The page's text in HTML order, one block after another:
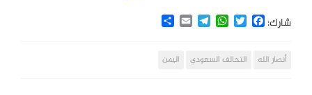
شارك:
Facebook
Twitter
WhatsApp
Telegram
Email
Share
أنصار الله التحالف السعودي اليمن